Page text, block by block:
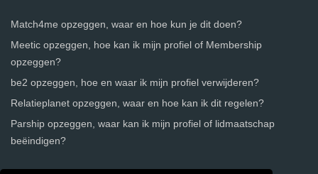
Match4me opzeggen, waar en hoe kun je dit doen?
Meetic opzeggen, hoe kan ik mijn profiel of Membership
opzeggen?
be2 opzeggen, hoe en waar ik mijn profiel verwijderen?
Relatieplanet opzeggen, waar en hoe kan ik dit regelen?
Parship opzeggen, waar kan ik mijn profiel of lidmaatschap
beëindigen?